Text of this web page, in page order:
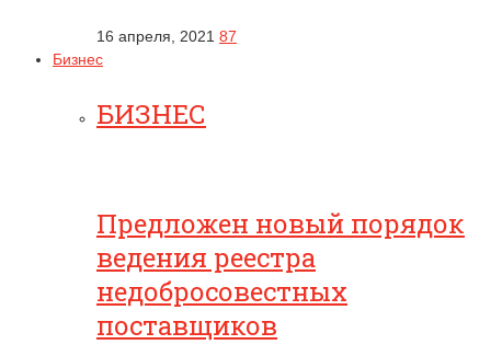
16 апреля, 2021 87
Бизнес
БИЗНЕС
Предложен новый порядок
ведения реестра
недобросовестных
поставщиков